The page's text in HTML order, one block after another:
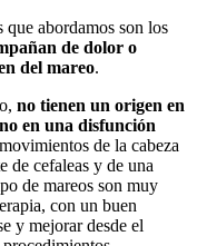
abordamos son los
de dolor o
del mareo.
no tienen un origen en
en una disfunción
de la cabeza
de cefaleas y de una
de mareos son muy
con un buen
y mejorar desde el